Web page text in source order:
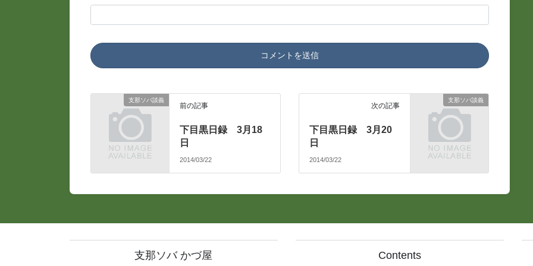
支那ソバ談義
前の記事
下目黒日録 3月18
日
2014/03/22
支那ソバ談義
次の記事
下目黒日録 3月20
日
2014/03/22
支那ソバ かづ屋 Contents